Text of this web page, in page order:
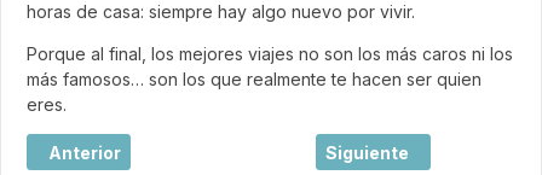
horas de casa: siempre hay algo nuevo por vivir.
Porque al final, los mejores viajes no son los más caros ni los
más famosos… son los que realmente te hacen ser quien
eres.
Artículo anterior: El boom de los city breaks en España:
Anterior Artículo siguiente: Los
Siguiente